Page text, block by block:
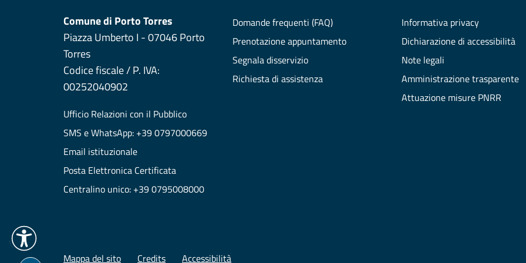
Comune di Porto Torres
Piazza Umberto I - 07046 Porto
Torres
Codice fiscale / P. IVA:
00252040902
Ufficio Relazioni con il Pubblico
SMS e WhatsApp: +39 0797000669
Email istituzionale
Posta Elettronica Certificata
Centralino unico: +39 0795008000
Domande frequenti (FAQ)
Prenotazione appuntamento
Segnala disservizio
Richiesta di assistenza
Informativa privacy
Dichiarazione di accessibilità
Note legali
Amministrazione trasparente
Attuazione misure PNRR
Mappa del sito Credits Accessibilità